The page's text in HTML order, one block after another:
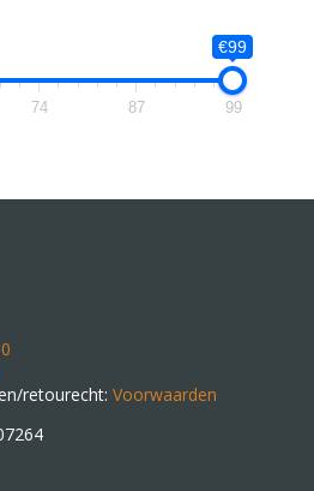
€99
74 87 99
retourecht: Voorwaarden